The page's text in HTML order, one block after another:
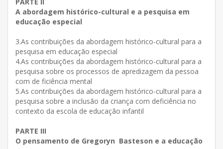
A abordagem histórico-cultural e a pesquisa em
educação especial
3.As contribuições da abordagem histórico-cultural para a
pesquisa em educação especial
4.As contribuições da abordagem histórico-cultural para a
pesquisa sobre os processos de apredizagem da pessoa
com de ficiência mental
5.As contribuições da abordagem histórico-cultural para a
pesquisa sobre a inclusão da criança com deficiência no
contexto da escola de educação infantil
PARTE III
O pensamento de Gregoryn Basteson e a educação